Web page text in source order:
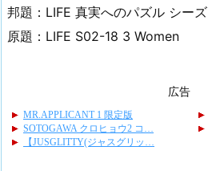
邦題：LIFE 真実へのパズル シー
原題：LIFE S02-18 3 Women
広告